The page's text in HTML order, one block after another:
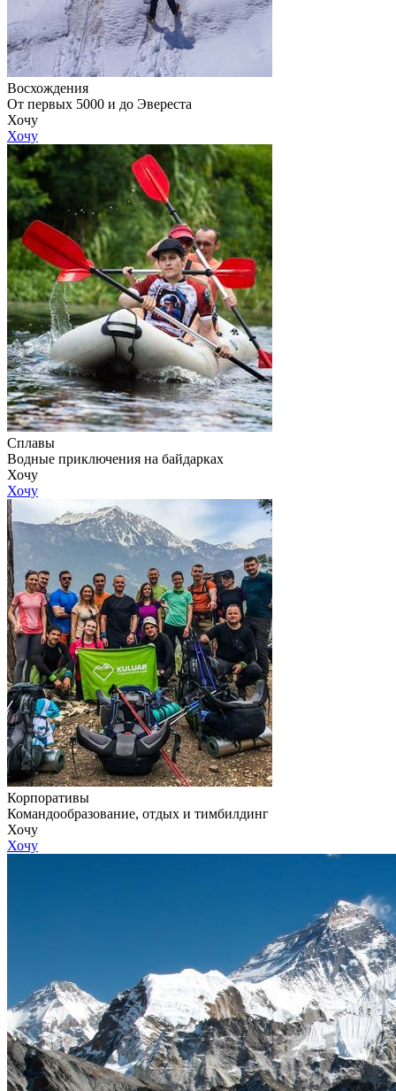
Восхождения
От первых 5000 и до Эвереста
Хочу
Хочу
Сплавы
Водные приключения на байдарках
Хочу
Хочу
Корпоративы
Командообразование, отдых и тимбилдинг
Хочу
Хочу